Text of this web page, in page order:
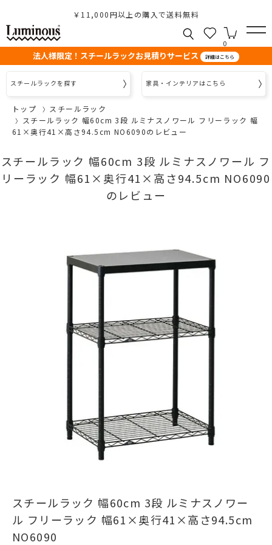
￥11,000円以上の購入で送料無料
0
法人様限定！スチールラックお見積りサービス 詳細はこちら
スチールラックを探す 家具・インテリアはこちら
トップ
スチールラック
スチールラック 幅60cm 3段 ルミナスノワール フリーラック 幅
61×奥行41×高さ94.5cm NO6090のレビュー
スチールラック 幅60cm 3段 ルミナスノワール フ
リーラック 幅61×奥行41×高さ94.5cm NO6090
のレビュー
スチールラック 幅60cm 3段 ルミナスノワー
ル フリーラック 幅61×奥行41×高さ94.5cm
NO6090